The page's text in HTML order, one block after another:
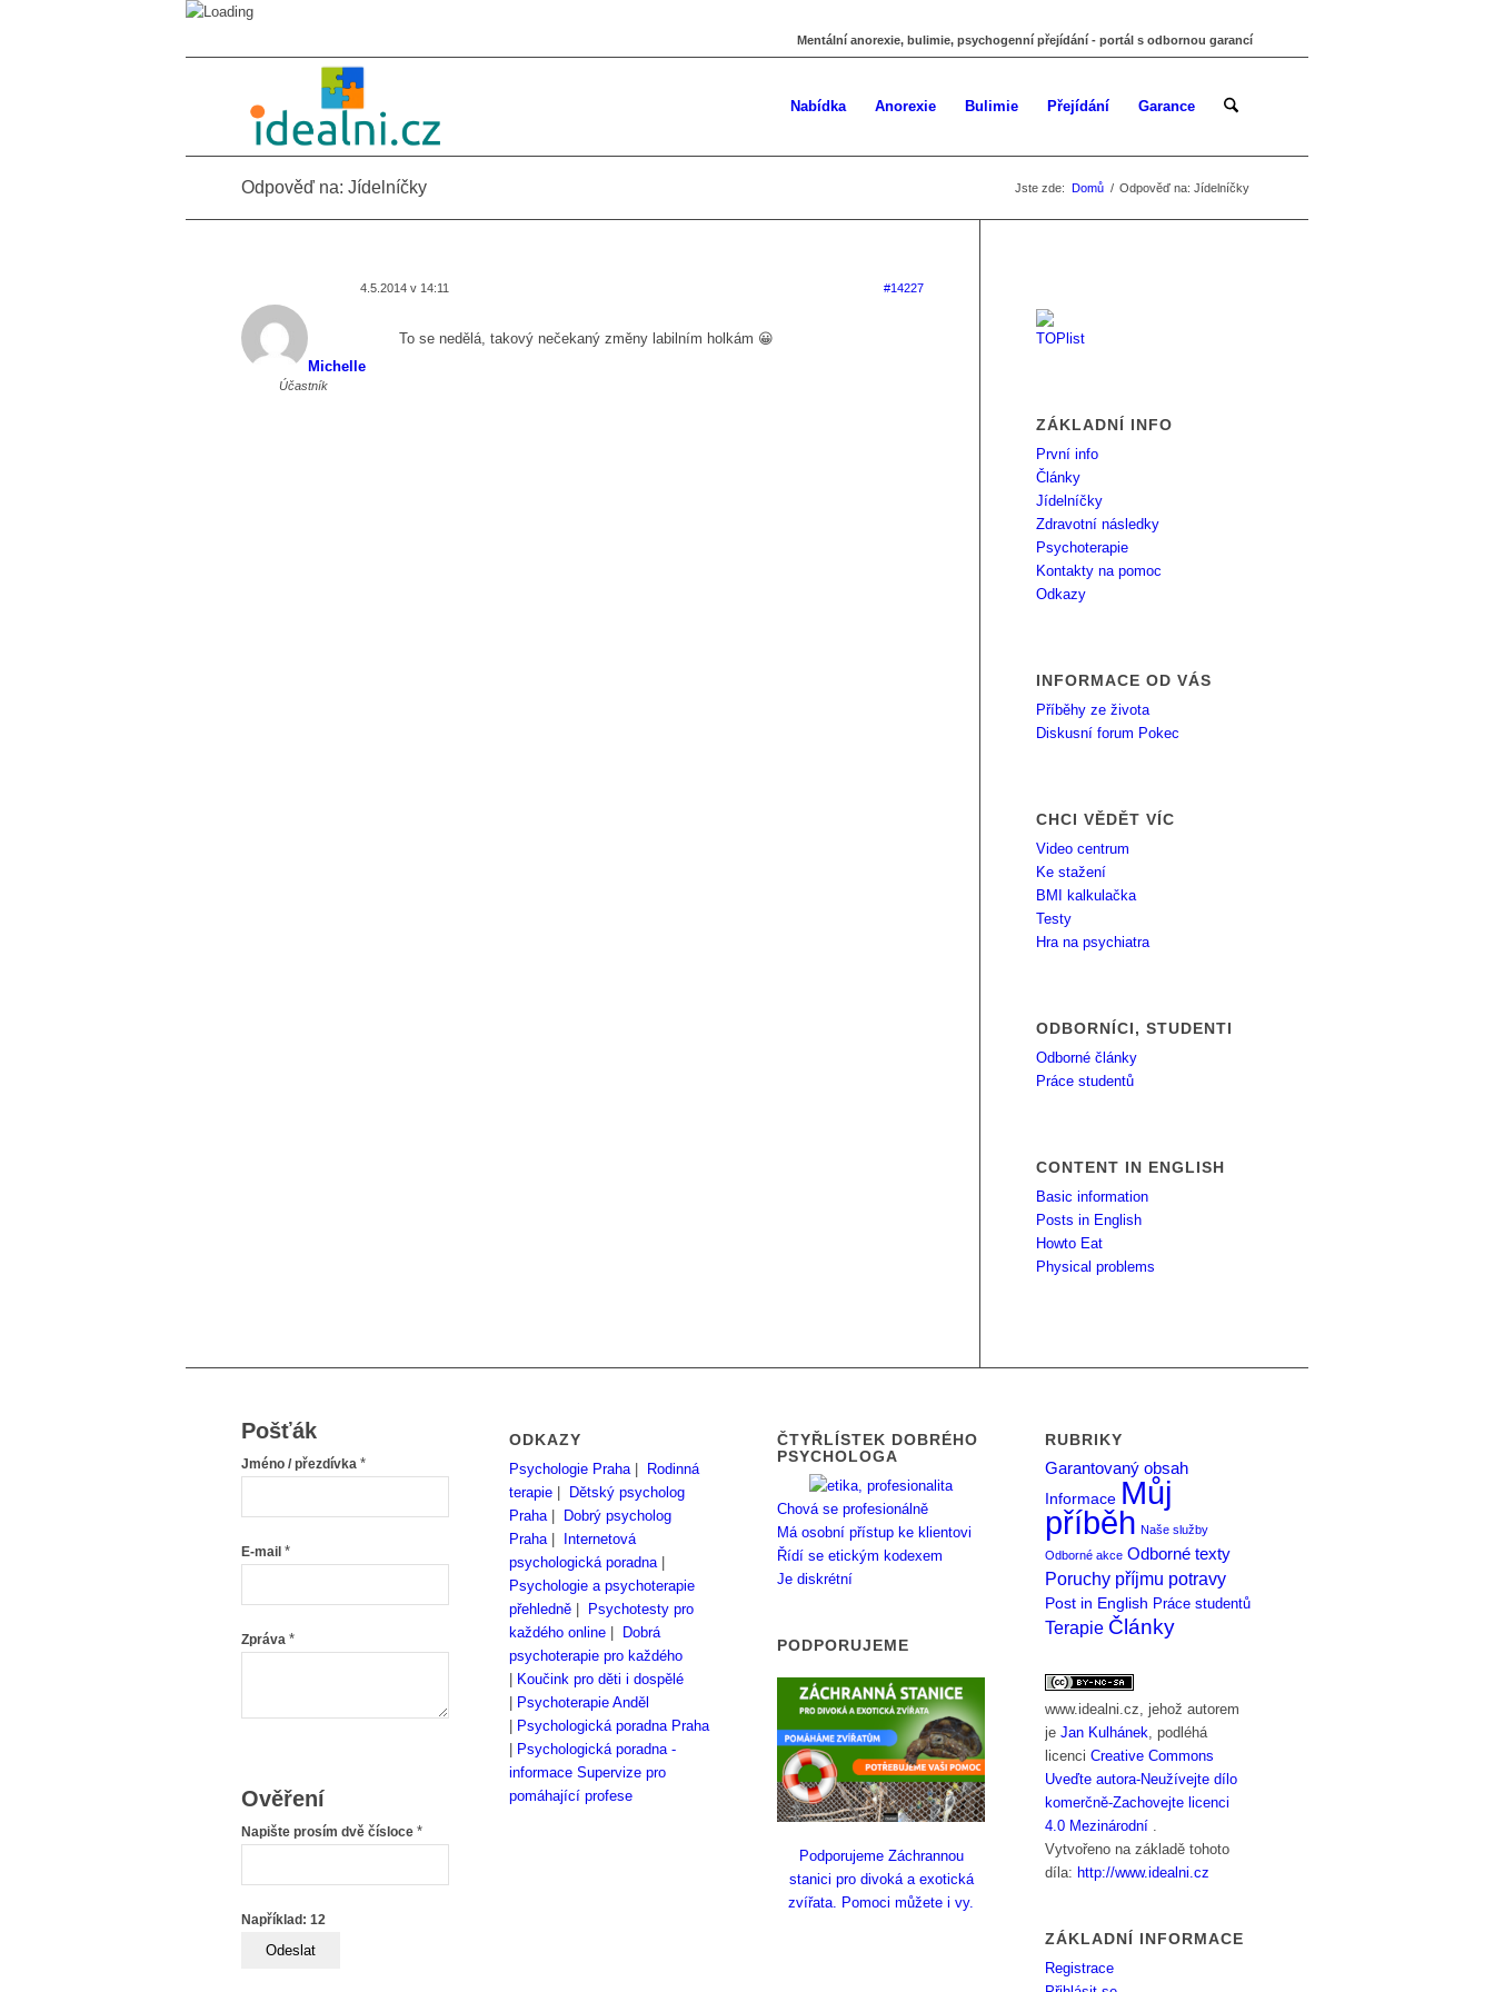
Mentální anorexie, bulimie, psychogenní přejídání - portál s odbornou garancí
Nabídka Anorexie Bulimie Přejídání Garance
Odpověď na: Jídelníčky Jste zde: Domů / Odpověď na: Jídelníčky
4.5.2014 v 14:11 #14227
Michelle
Účastník
To se nedělá, takový nečekaný změny labilním holkám 😀
ZÁKLADNÍ INFO
První info
Články
Jídelníčky
Zdravotní následky
Psychoterapie
Kontakty na pomoc
Odkazy
INFORMACE OD VÁS
Příběhy ze života
Diskusní forum Pokec
CHCI VĚDĚT VÍC
Video centrum
Ke stažení
BMI kalkulačka
Testy
Hra na psychiatra
ODBORNÍCI, STUDENTI
Odborné články
Práce studentů
CONTENT IN ENGLISH
Basic information
Posts in English
Howto Eat
Physical problems
Pošťák
Jméno / přezdívka *
E-mail *
Zpráva *
Ověření
Napište prosím dvě čísloce *
Například: 12
ODKAZY
Psychologie Praha|
Rodinná
terapie
Dětský psycholog
Praha|
Dobrý psycholog
Praha|
Internetová
psychologická poradna|
Psychologie a psychoterapie
přehledně
Psychotesty pro
každého online
Dobrá
psychoterapie pro každého
Koučink pro děti i dospělé
Psychoterapie Anděl
Psychologická poradna Praha
Psychologická poradna -
informace Supervize pro
pomáhající profese
ČTYŘLÍSTEK DOBRÉHO
PSYCHOLOGA
Chová se profesionálně
Má osobní přístup ke klientovi
Řídí se etickým kodexem
Je diskrétní
PODPORUJEME
Podporujeme Záchrannou
stanici pro divoká a exotická
zvířata. Pomoci můžete i vy.
RUBRIKY
Garantovaný obsah
Informace Můj
příběh Naše služby
Odborné akce Odborné texty
Poruchy příjmu potravy
Post in English Práce studentů
Terapie Články
www.idealni.cz, jehož autorem
jeJan Kulhánek, podléhá
licenciCreative Commons
Uveďte autora-Neužívejte dílo
komerčně-Zachovejte licenci
4.0 Mezinárodní .
Vytvořeno na základě tohoto
díla: http://www.idealni.cz
ZÁKLADNÍ INFORMACE
Registrace